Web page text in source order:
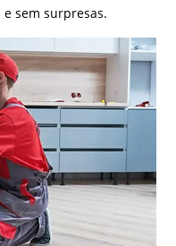
sem surpresas.